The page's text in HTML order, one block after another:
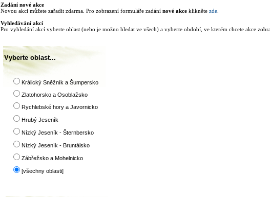
Zadání nové akce
Novou akci můžete zařadit zdarma. Pro zobrazení formuláře zadání nové akceklikněte zde.
Vyhledávání akcí
Pro vyhledání akcí vyberte oblast (nebo je možno hledat ve všech) a vyberte období, ve kterém chcete akce
Vyberte oblast...
Králický Sněžník a Šumpersko
Zlatohorsko a Osoblažsko
Rychlebské hory a Javornicko
Hrubý Jeseník
Nízký Jeseník - Šternbersko
Nízký Jeseník - Bruntálsko
Zábřežsko a Mohelnicko
[všechny oblasti]